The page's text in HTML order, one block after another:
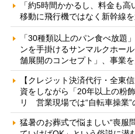
「約5時間かかるし、料金も
移動に飛行機ではなく新幹線
「30種類以上のパン食べ放題
ンを手掛けるサンマルクホー
舗展開のコンセプト」、事業
【クレジット決済代行・全東
資をしながら「20年以上の粉
リ 営業現場では“自転車操業”
猛暑のお葬式で悩ましい“喪